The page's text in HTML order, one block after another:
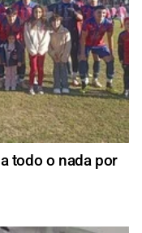
todo o nada por